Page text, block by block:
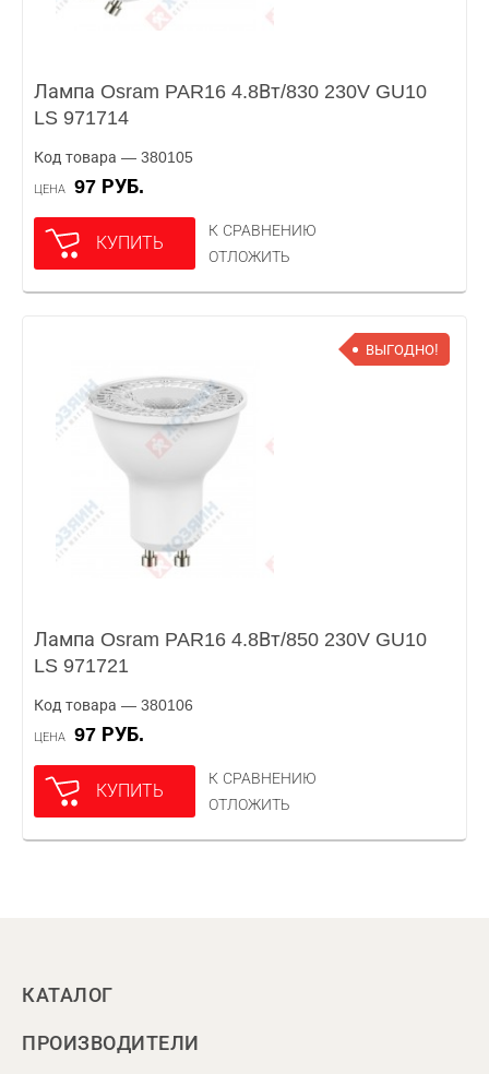
Лампа Osram PAR16 4.8Вт/830 230V GU10
LS 971714
Код товара — 380105
ЦЕНА 97 РУБ.
КУПИТЬ
К СРАВНЕНИЮ
ОТЛОЖИТЬ
ВЫГОДНО!
Лампа Osram PAR16 4.8Вт/850 230V GU10
LS 971721
Код товара — 380106
ЦЕНА 97 РУБ.
КУПИТЬ
К СРАВНЕНИЮ
ОТЛОЖИТЬ
КАТАЛОГ
ПРОИЗВОДИТЕЛИ